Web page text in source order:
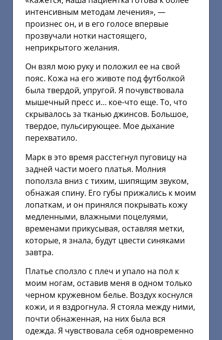
интенсивным методам лечения», —
произнес он, и в его голосе впервые
прозвучали нотки настоящего,
неприкрытого желания.
Он взял мою руку и положил ее на свой
пояс. Кожа на его животе под футболкой
была твердой, упругой. Я почувствовала
мышечный пресс и… кое-что еще. То, что
скрывалось за тканью джинсов. Большое,
твердое, пульсирующее. Мое дыхание
перехватило.
Марк в это время расстегнул пуговицу на
задней части моего платья. Молния
поползла вниз с тихим, шипящим звуком,
обнажая спину. Его губы прижались к моим
лопаткам, и он принялся покрывать кожу
медленными, влажными поцелуями,
временами прикусывая, оставляя метки,
которые, я знала, будут цвести синяками
завтра.
Платье сползло с плеч и упало на пол к
моим ногам, оставив меня в одном только
черном кружевном белье. Воздух коснулся
кожи, и я вздрогнула. Я стояла между ними,
почти обнаженная, на них была вся
одежда. Я чувствовала себя одновременно